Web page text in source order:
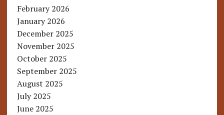
February 2026
January 2026
December 2025
November 2025
October 2025
September 2025
August 2025
July 2025
June 2025